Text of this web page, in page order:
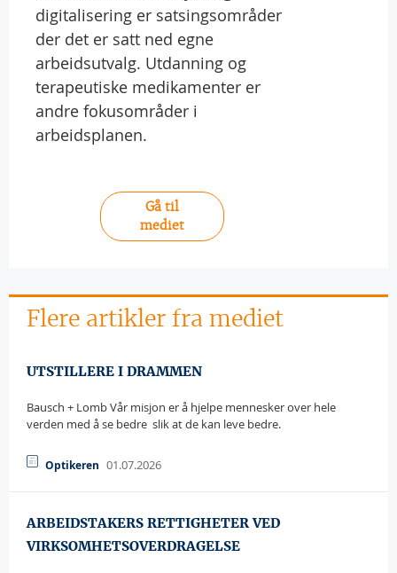
digitalisering er satsingsområder
der det er satt ned egne
arbeidsutvalg. Utdanning og
terapeutiske medikamenter er
andre fokusområder i
arbeidsplanen.
Gå til
mediet
Flere artikler fra mediet
UTSTILLERE I DRAMMEN
Bausch + Lomb Vår misjon er å hjelpe mennesker over hele
verden med å se bedre  slik at de kan leve bedre.
Optikeren 01.07.2026
ARBEIDSTAKERS RETTIGHETER VED
VIRKSOMHETSOVERDRAGELSE